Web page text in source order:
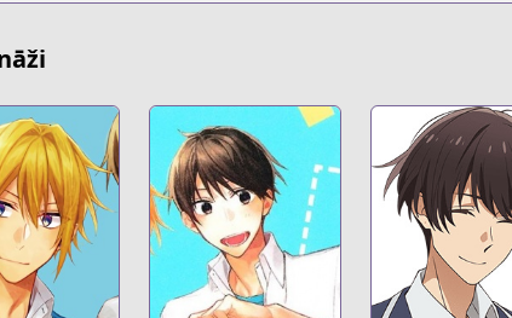
www.mangaupdates.com/series.html?id=152785
English
English
yenpress.com/series/hirano-and-kagiura-manga